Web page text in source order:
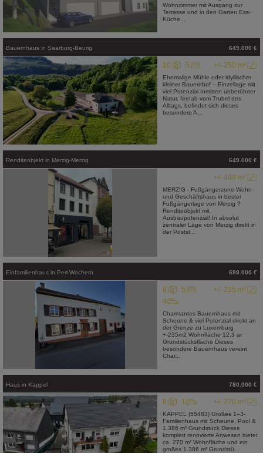
Wohnzimmer mit Ausgang zur
Terrasse und in den Garten Ess-
Küche...
Bauernhaus in Saarburg-Beurig 649.000 €
+/- 250 m²
10 5
Ehemalige Mühle oder idyllischer
kleiner Bauernhof – Einzellage mit
viel Potenzial Inmitten unberührter
Natur, fernab vom Trubel des
Alltags, befindet sich dieses
besondere A...
Renditeobjekt in Merzig-Merzig 649.000 €
+/- 489 m²
MERZIG - Fußgängerzone Wohn-
und Geschäftshaus in bester
Fußgängerlage von Merzig ?
Renditeobjekt mit
Ausbaupotenzial! In absolut
zentraler Lage von Merzig direkt in
der Postst...
Einfamilienhaus in Perl-Wochern 699.000 €
+/- 235 m²
8
5
4
Charmantes Bauernhaus mit
Scheune & viel Potenzial direkt an
der Grenze zu Luxemburg
+-235m2 Wohnfläche 12,3 ar
Grundstücksfläche Dieses
besondere Bauernhaus vereint
Char...
Haus in Kappel 780.000 €
+/- 270 m²
8 1
KAPPEL (55483) Großes 1–3-
Familienhaus mit Scheune, Pool &
1.386 m² Grundstück Dieses
komplett renovierte Anwesen bietet
ca. 270 m² Wohnfläche und ein
großes 1.386 m² Grundstü...